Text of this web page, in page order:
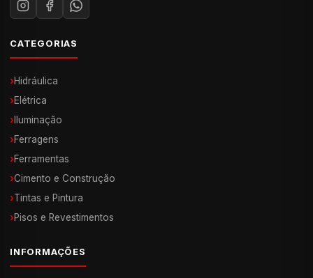
CATEGORIAS
›Hidráulica
›Elétrica
› Iluminação
›Ferragens
›Ferramentas
›Cimento e Construção
›Tintas e Pintura
›Pisos e Revestimentos
INFORMAÇÕES